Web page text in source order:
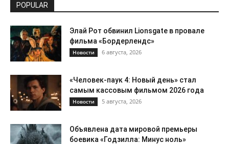
POPULAR
Элай Рот обвинил Lionsgate в провале
фильма «Бордерлендс»
Новости 6 августа, 2026
«Человек-паук 4: Новый день» стал
самым кассовым фильмом 2026 года
Новости 5 августа, 2026
Объявлена дата мировой премьеры
боевика «Годзилла: Минус ноль»